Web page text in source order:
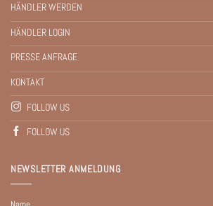
HÄNDLER WERDEN
HÄNDLER LOGIN
PRESSE ANFRAGE
KONTAKT
FOLLOW US
FOLLOW US
NEWSLETTER ANMELDUNG